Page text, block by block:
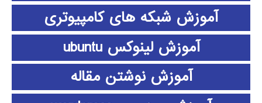
آموزش شبکه های کامپیوتری
آموزش لینوکس ubuntu
آموزش نوشتن مقاله